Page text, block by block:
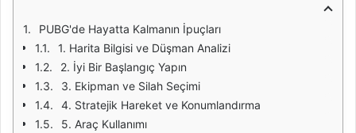
PUBG'de Hayatta Kalmanın İpuçları
1. Harita Bilgisi ve Düşman Analizi
2. İyi Bir Başlangıç Yapın
3. Ekipman ve Silah Seçimi
4. Stratejik Hareket ve Konumlandırma
5. Araç Kullanımı